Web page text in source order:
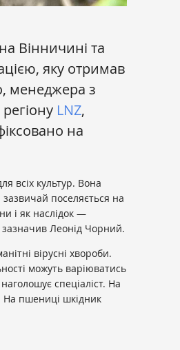
Вінничині та
яку отримав
менеджера з
LNZ,
на
всіх культур. Вона
поселяється на
і як наслідок —
зазначив Леонід Чорний.
вірусні хвороби.
можуть варіюватись
спеціаліст. На
На пшениці шкідник